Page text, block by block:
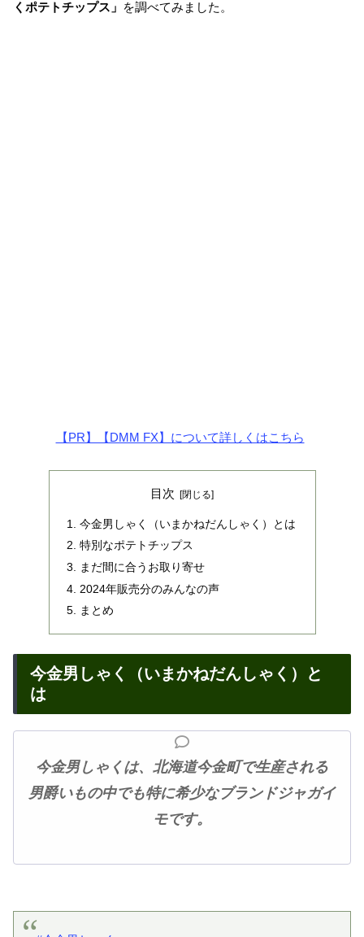
くポテトチップス」 を調べてみました。
【PR】【DMM FX】について詳しくはこちら
目次
今金男しゃく（いまかねだんしゃく）とは
特別なポテトチップス
まだ間に合うお取り寄せ
2024年販売分のみんなの声
まとめ
今金男しゃく（いまかねだんしゃく）と
は
今金男しゃくは、北海道今金町で生産される
男爵いもの中でも特に希少なブランドジャガイ
モです。